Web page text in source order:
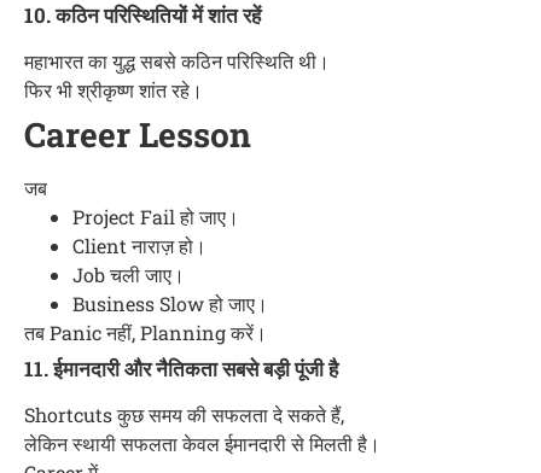
10. कठिन परिस्थितियों में शांत रहें
महाभारत का युद्ध सबसे कठिन परिस्थिति थी।
फिर भी श्रीकृष्ण शांत रहे।
Career Lesson
जब
Project Fail हो जाए।
Client नाराज़ हो।
Job चली जाए।
Business Slow हो जाए।
तब Panic नहीं, Planning करें।
11. ईमानदारी और नैतिकता सबसे बड़ी पूंजी है
Shortcuts कुछ समय की सफलता दे सकते हैं,
लेकिन स्थायी सफलता केवल ईमानदारी से मिलती है।